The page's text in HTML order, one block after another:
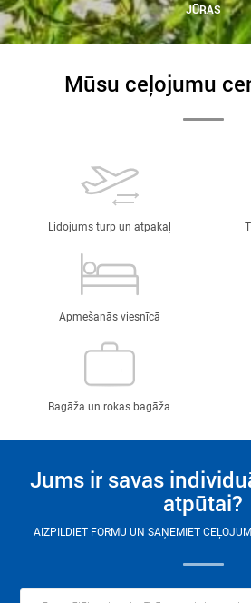
JŪRAS
Mūsu ceļojumu
Lidojums turp un atpakaļ
Apmešanās viesnīcā
Bagāža un rokas bagāža
Jums ir savas
atpūtai?
AIZPILDIET FORMU UN SAŅEMIET